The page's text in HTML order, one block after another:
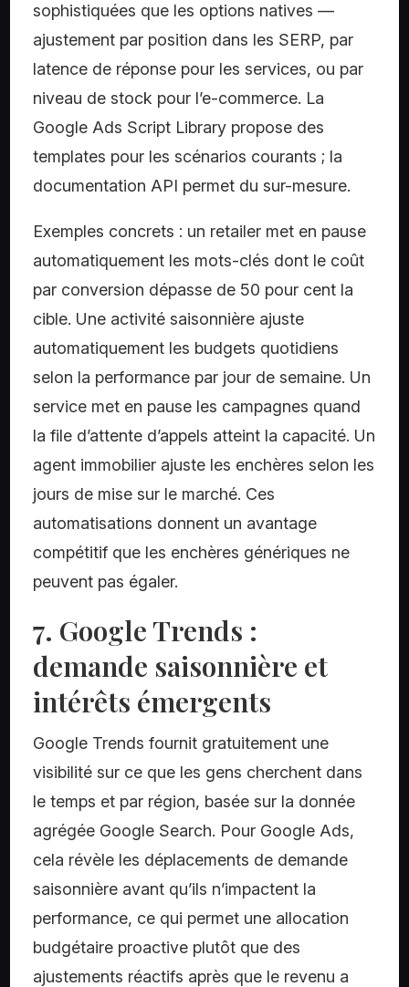
sophistiquées que les options natives —
ajustement par position dans les SERP, par
latence de réponse pour les services, ou par
niveau de stock pour l’e-commerce. La
Google Ads Script Library propose des
templates pour les scénarios courants ; la
documentation API permet du sur-mesure.
Exemples concrets : un retailer met en pause
automatiquement les mots-clés dont le coût
par conversion dépasse de 50 pour cent la
cible. Une activité saisonnière ajuste
automatiquement les budgets quotidiens
selon la performance par jour de semaine. Un
service met en pause les campagnes quand
la file d’attente d’appels atteint la capacité. Un
agent immobilier ajuste les enchères selon les
jours de mise sur le marché. Ces
automatisations donnent un avantage
compétitif que les enchères génériques ne
peuvent pas égaler.
7. Google Trends :
demande saisonnière et
intérêts émergents
Google Trends fournit gratuitement une
visibilité sur ce que les gens cherchent dans
le temps et par région, basée sur la donnée
agrégée Google Search. Pour Google Ads,
cela révèle les déplacements de demande
saisonnière avant qu’ils n’impactent la
performance, ce qui permet une allocation
budgétaire proactive plutôt que des
ajustements réactifs après que le revenu a